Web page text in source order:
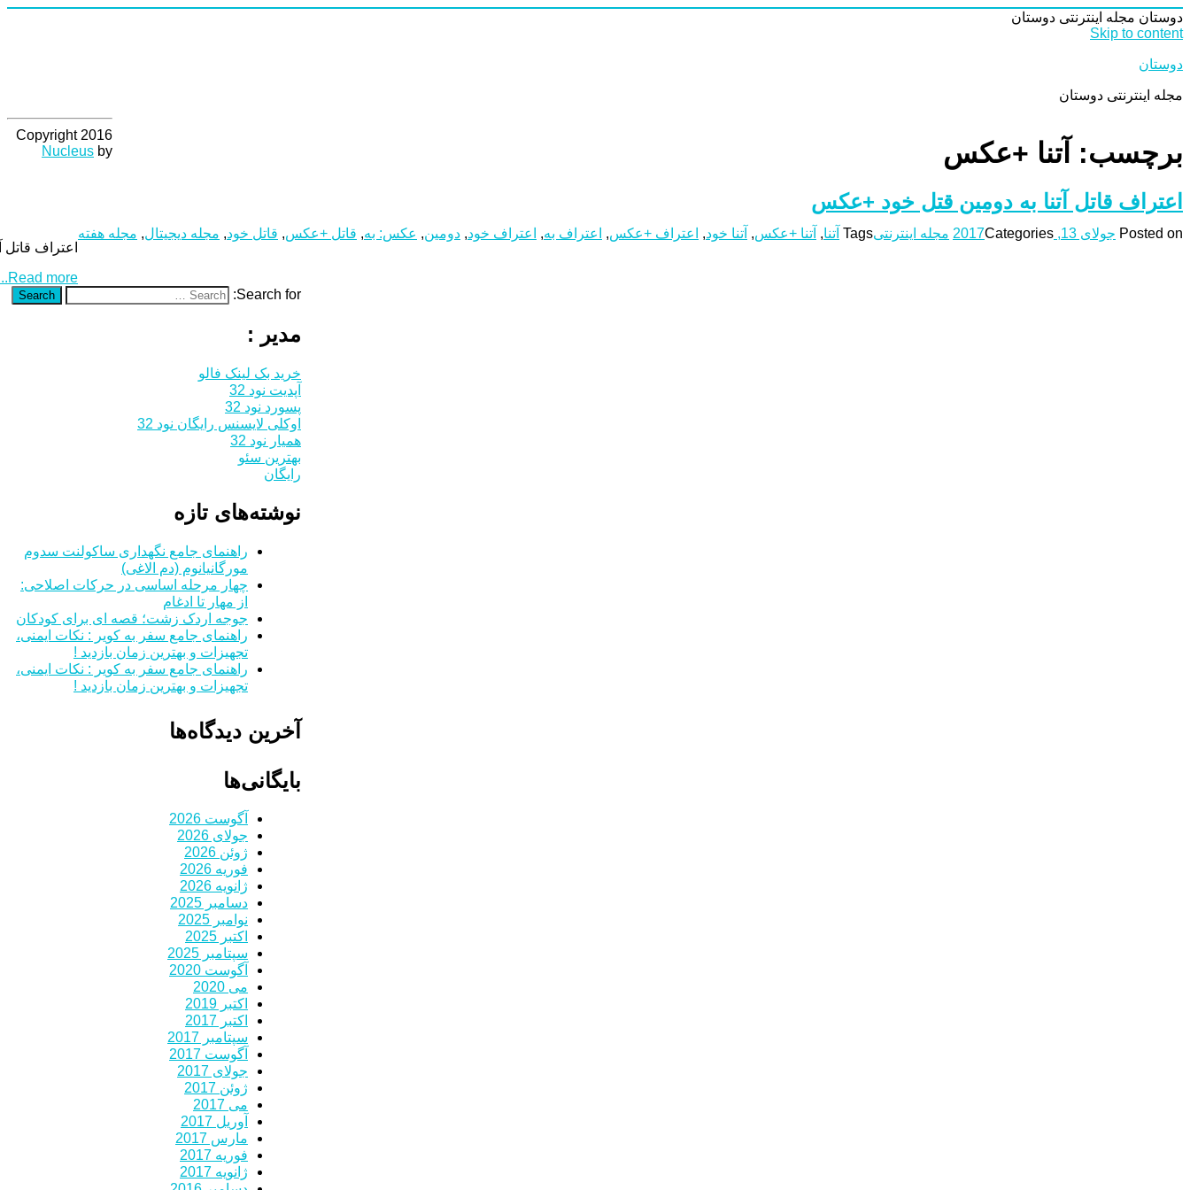
دوستان مجله اینترنتی دوستان
Skip to content
دوستان
مجله اینترنتی دوستان
برچسب: آتنا +عکس
اعتراف قاتل آتنا به دومین قتل خود +عکس
اعتراف قاتل آتنا به دومین قتل خود +عکسقاتل ۴۱
Read more...
Posted on جولای 13, 2017 Categories مجله اینترنتیTags آتنا, آتنا +عکس, آتنا خود, اعتراف +عکس, اعتراف به, اعتراف خود, دومین, عکس: به, قاتل +عکس, قاتل خود, مجله دیجیتال, مجله هفته
Search for:
Search
مدیر :
خرید بک لینک فالو
آپدیت نود 32
پسورد نود 32
اوکلی لایسنس رایگان نود 32
همیار نود 32
بهترین سئو
رایگان
نوشته‌های تازه
راهنمای جامع نگهداری ساکولنت سدوم
مورگانیانوم (دم الاغی)
چهار مرحله اساسی در حرکات اصلاحی:
از مهار تا ادغام
جوجه اردک زشت؛ قصه ای برای کودکان
راهنمای جامع سفر به کویر : نکات ایمنی،
تجهیزات و بهترین زمان بازدید !
راهنمای جامع سفر به کویر : نکات ایمنی،
تجهیزات و بهترین زمان بازدید !
آخرین دیدگاه‌ها
بایگانی‌ها
آگوست 2026
جولای 2026
ژوئن 2026
فوریه 2026
ژانویه 2026
دسامبر 2025
نوامبر 2025
اکتبر 2025
سپتامبر 2025
آگوست 2020
می 2020
اکتبر 2019
اکتبر 2017
سپتامبر 2017
آگوست 2017
جولای 2017
ژوئن 2017
می 2017
آوریل 2017
مارس 2017
فوریه 2017
ژانویه 2017
Copyright 2016
Nucleus by